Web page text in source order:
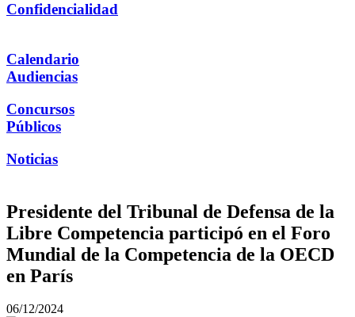
Confidencialidad
Calendario
Audiencias
Concursos
Públicos
Noticias
Presidente del Tribunal de Defensa de la
Libre Competencia participó en el Foro
Mundial de la Competencia de la OECD
en París
06/12/2024